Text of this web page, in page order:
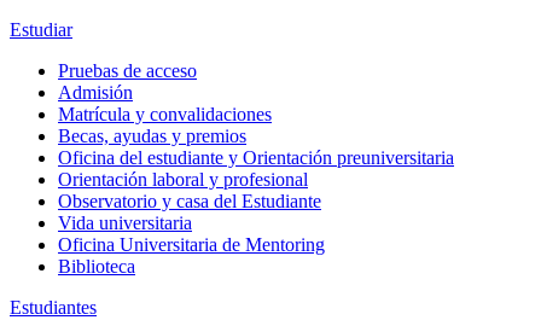
Estudiar
Pruebas de acceso
Admisión
Matrícula y convalidaciones
Becas, ayudas y premios
Oficina del estudiante y Orientación preuniversitaria
Orientación laboral y profesional
Observatorio y casa del Estudiante
Vida universitaria
Oficina Universitaria de Mentoring
Biblioteca
Estudiantes